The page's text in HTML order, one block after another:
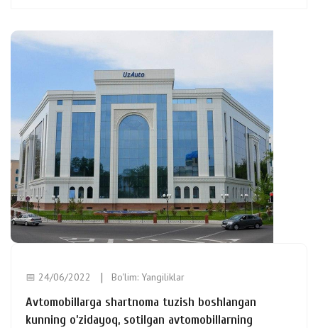
📅 24/06/2022 Bo'lim: Yangiliklar
Avtomobillarga shartnoma tuzish boshlangan
kunning o’zidayoq, sotilgan avtomobillarning